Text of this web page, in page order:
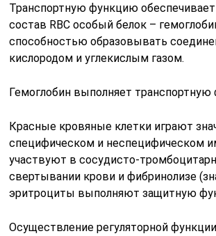
Транспортную функцию
состав RBC особый белок –
способностью образовывать
кислородом и углекислым газом.
Гемоглобин выполняет
Красные кровяные клетки играют
специфическом и неспецифическом
участвуют в сосудисто-
свертывании крови и фибринолизе
эритроциты выполняют защитную
Осуществление регуляторной